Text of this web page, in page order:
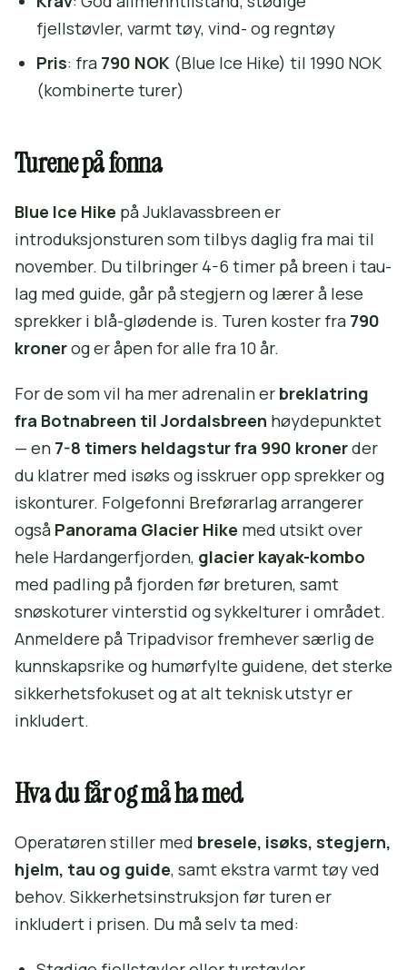
fjellstøvler, varmt tøy, vind- og regntøy
Pris: fra 790 NOK (Blue Ice Hike) til 1990 NOK
(kombinerte turer)
Turene på fonna
Blue Ice Hike på Juklavassbreen er
introduksjonsturen som tilbys daglig fra mai til
november. Du tilbringer 4-6 timer på breen i tau-
lag med guide, går på stegjern og lærer å lese
sprekker i blå-glødende is. Turen koster fra 790
kronerog er åpen for alle fra 10 år.
For de som vil ha mer adrenalin er breklatring
fra Botnabreen til Jordalsbreen høydepunktet
— en 7-8 timers heldagstur fra 990 kronerder
du klatrer med isøks og isskruer opp sprekker og
iskonturer. Folgefonni Breførarlag arrangerer
også Panorama Glacier Hike med utsikt over
hele Hardangerfjorden, glacier kayak-kombo
med padling på fjorden før breturen, samt
snøskoturer vinterstid og sykkelturer i området.
Anmeldere på Tripadvisor fremhever særlig de
kunnskapsrike og humørfylte guidene, det sterke
sikkerhetsfokuset og at alt teknisk utstyr er
inkludert.
Hva du får og må ha med
Operatøren stiller med bresele, isøks, stegjern,
hjelm, tau og guide, samt ekstra varmt tøy ved
behov. Sikkerhetsinstruksjon før turen er
inkludert i prisen. Du må selv ta med: